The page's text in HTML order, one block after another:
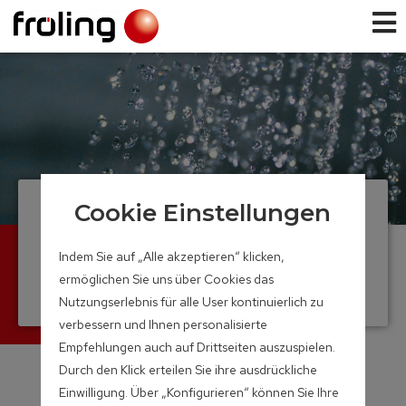
Speichersysteme
Das umfangreiche Speicherprogramm von
Fröling
Speichervolumen: 300 – 2.200 Liter
Cookie Einstellungen
Indem Sie auf „Alle akzeptieren“ klicken,
ermöglichen Sie uns über Cookies das
Nutzungserlebnis für alle User kontinuierlich zu
verbessern und Ihnen personalisierte
Empfehlungen auch auf Drittseiten auszuspielen.
Durch den Klick erteilen Sie ihre ausdrückliche
Einwilligung. Über „Konfigurieren“ können Sie Ihre